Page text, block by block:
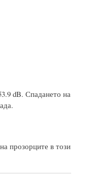
dB. Спадането на
прозорците в този